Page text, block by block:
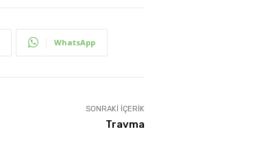
WhatsApp
SONRAKI İÇERIK
Travma